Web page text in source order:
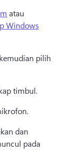
atau
Windows
pilih
timbul.
dan
pada